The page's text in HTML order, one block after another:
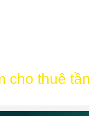
cho thuê